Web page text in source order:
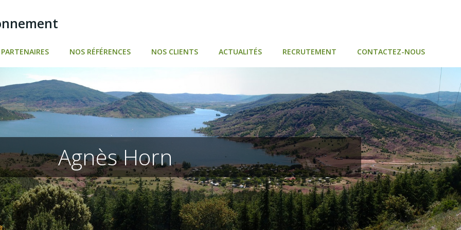
PARTENAIRES NOS RÉFÉRENCES NOS CLIENTS ACTUALITÉS RECRUTEMENT CONTACTEZ-NOUS
Agnès Horn